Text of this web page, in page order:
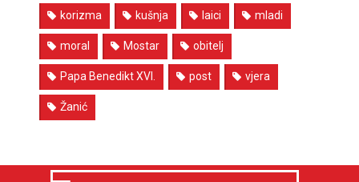
korizma kušnja laici mladi
moral Mostar obitelj
Papa Benedikt XVI. post vjera
Žanić